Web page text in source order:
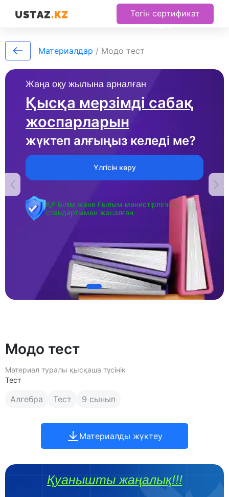
Тегін сертификат
алу
Жаңа оқу жылына арналған
Қысқа мерзімді сабақ
жоспарларын
жүктеп алғыңыз келеді ме?
Үлгісін көру
ҚР Білім және Ғылым министірлігінің
стандартымен жасалған
Материалдар / Модо тест
Модо тест
Материал туралы қысқаша түсінік
Тест
Алгебра Тест 9 сынып
Материалды жүктеу
Қуанышты жаңалық!!!